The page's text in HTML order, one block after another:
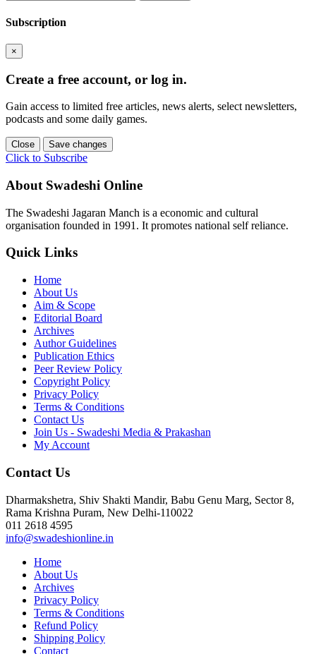
Subscription
×
Create a free account, or log in.
Gain access to limited free articles, news alerts, select newsletters,
podcasts and some daily games.
Close Save changes
Click to Subscribe
About Swadeshi Online
The Swadeshi Jagaran Manch is a economic and cultural
organisation founded in 1991. It promotes national self reliance.
Quick Links
Home
About Us
Aim & Scope
Editorial Board
Archives
Author Guidelines
Publication Ethics
Peer Review Policy
Copyright Policy
Privacy Policy
Terms & Conditions
Contact Us
Join Us - Swadeshi Media & Prakashan
My Account
Contact Us
Dharmakshetra, Shiv Shakti Mandir, Babu Genu Marg, Sector 8,
Rama Krishna Puram, New Delhi-110022
011 2618 4595
info@swadeshionline.in
Home
About Us
Archives
Privacy Policy
Terms & Conditions
Refund Policy
Shipping Policy
Contact